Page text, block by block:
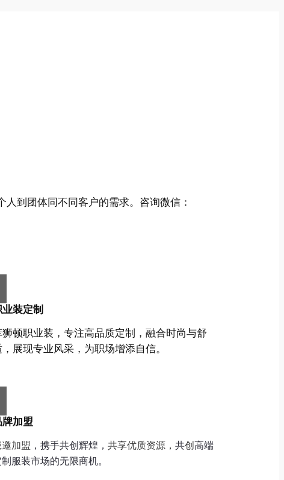
到团体同不同客户的需求。咨询微信：
装定制
狮顿职业装，专注高品质定制，融合时尚与舒
展现专业风采，为职场增添自信。
牌加盟
加盟 ，携手共创辉煌， 共享优质资源， 共创 高端
制服装市场的无限商机。